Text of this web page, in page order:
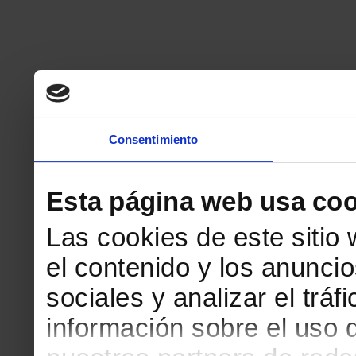
Consentimiento
Esta página web usa
Las cookies de este sitio
el contenido y los
sociales y analizar el
información sobre el uso